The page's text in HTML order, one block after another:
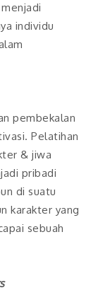
individu
pembekalan
Pelatihan
& jiwa
pribadi
di suatu
karakter yang
sebuah